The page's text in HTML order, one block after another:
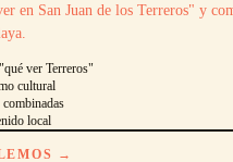
en San Juan de los Terreros" y
ver Terreros"
cultural
local
→